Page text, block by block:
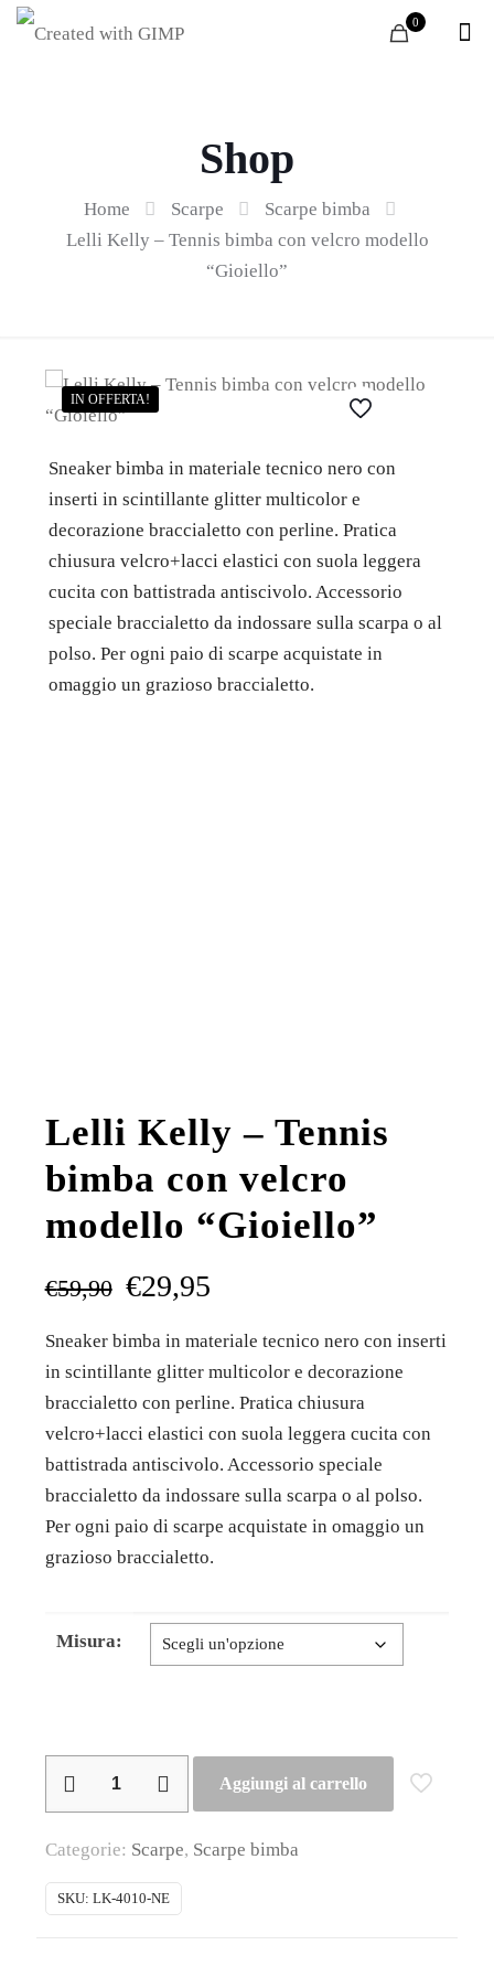
0
Shop
Home Scarpe
Scarpe bimba
Lelli Kelly – Tennis bimba con velcro modello
“Gioiello”
IN OFFERTA!
Sneaker bimba in materiale tecnico nero con
inserti in scintillante glitter multicolor e
decorazione braccialetto con perline. Pratica
chiusura velcro+lacci elastici con suola leggera
cucita con battistrada antiscivolo. Accessorio
speciale braccialetto da indossare sulla scarpa o al
polso. Per ogni paio di scarpe acquistate in
omaggio un grazioso braccialetto.
Lelli Kelly – Tennis
bimba con velcro
modello “Gioiello”
€59,90 €29,95
Sneaker bimba in materiale tecnico nero con inserti
in scintillante glitter multicolor e decorazione
braccialetto con perline. Pratica chiusura
velcro+lacci elastici con suola leggera cucita con
battistrada antiscivolo. Accessorio speciale
braccialetto da indossare sulla scarpa o al polso.
Per ogni paio di scarpe acquistate in omaggio un
grazioso braccialetto.
Misura:
Tennis
bimba
Aggiungi al carrello
Categorie: Scarpe, Scarpe bimba
SKU: LK-4010-NE